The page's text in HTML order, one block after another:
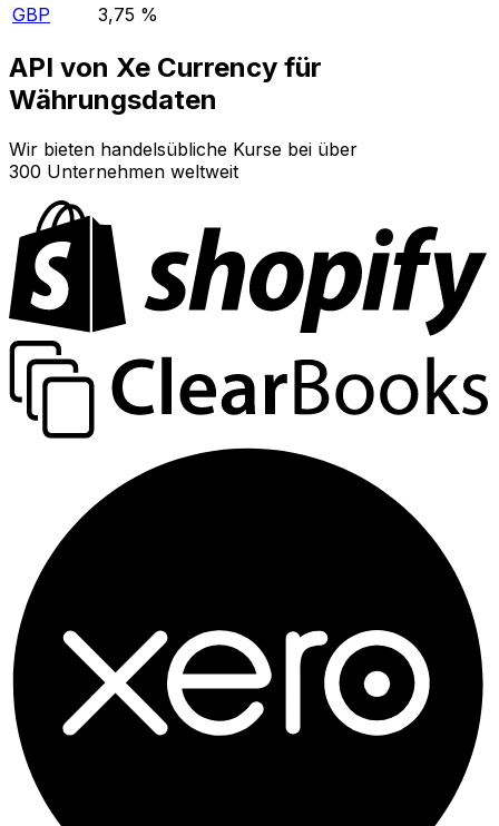
GBP
3,75 %
API von Xe Currency für
Währungsdaten
Wir bieten handelsübliche Kurse bei über
300 Unternehmen weltweit